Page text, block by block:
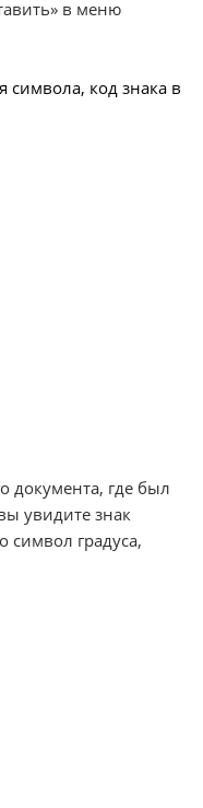
в меню
символа, код знака в
документа, где был
увидите знак
символ градуса,